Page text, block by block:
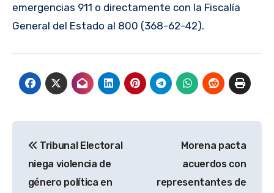
emergencias 911 o directamente con la Fiscalía
General del Estado al 800 (368-62-42).
de
entradas
Tribunal Electoral
niega violencia de
género política en
Morena pacta
acuerdos con
representantes de